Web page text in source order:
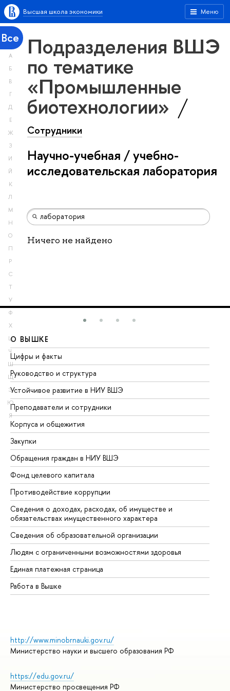
Меню
Высшая школа экономики
Все
А
Б
В
Г
Д
Е
Ж
З
И
Й
К
Л
М
Н
О
П
Р
С
Т
У
Ф
Х
Ц
Ч
Ш
Щ
Э
Ю
Я
Подразделения ВШЭ
по тематике
«Промышленные
биотехнологии»
Сотрудники
Научно-учебная / учебно-
исследовательская лаборатория
Ничего не найдено
О ВЫШКЕ
Цифры и факты
Руководство и структура
Устойчивое развитие в НИУ ВШЭ
Преподаватели и сотрудники
Корпуса и общежития
Закупки
Обращения граждан в НИУ ВШЭ
Фонд целевого капитала
Противодействие коррупции
Сведения о доходах, расходах, об имуществе и
обязательствах имущественного характера
Сведения об образовательной организации
Людям с ограниченными возможностями здоровья
Единая платежная страница
Работа в Вышке
http://www.minobrnauki.gov.ru/
Министерство науки и высшего образования РФ
https://edu.gov.ru/
Министерство просвещения РФ